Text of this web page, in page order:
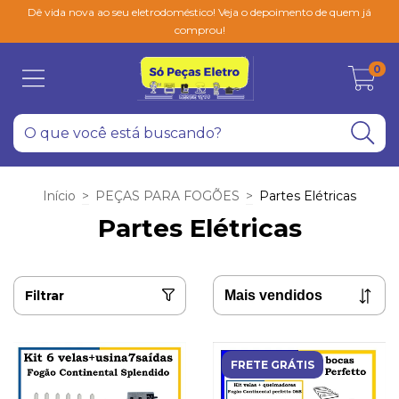
Dê vida nova ao seu eletrodoméstico! Veja o depoimento de quem já
comprou!
0
Início > PEÇAS PARA FOGÕES > Partes Elétricas
Partes Elétricas
Filtrar
FRETE GRÁTIS